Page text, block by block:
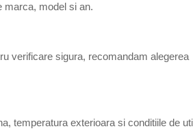
marca, model si an.
verificare sigura, recomandam alegerea
temperatura exterioara si conditiile de